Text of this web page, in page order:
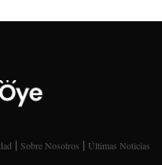
| Sobre Nosotros | Últimas Noticias